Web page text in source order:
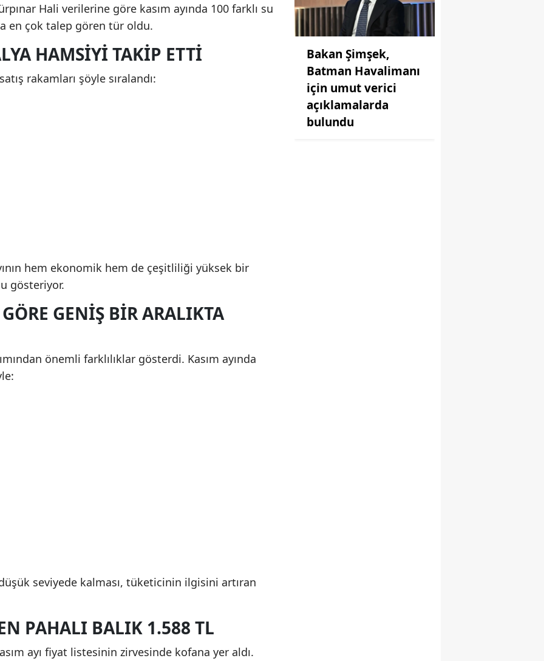
Hali verilerine göre kasım ayında 100 farklı su
en çok talep gören tür oldu.
HAMSIYI TAKIP ETTI
rakamları şöyle sıralandı:
hem ekonomik hem de çeşitliliği yüksek bir
gösteriyor.
GENIŞ BIR ARALIKTA
önemli farklılıklar gösterdi. Kasım ayında
seviyede kalması, tüketicinin ilgisini artıran
PAHALI BALIK 1.588 TL
ayı fiyat listesinin zirvesinde kofana yer aldı.
Bakan Şimşek,
Batman Havalimanı
için umut verici
açıklamalarda
bulundu